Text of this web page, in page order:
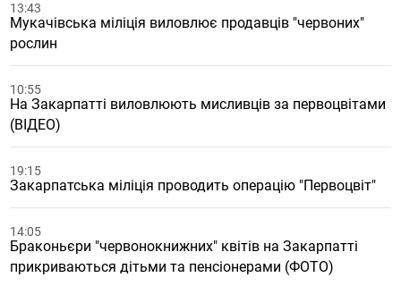
13:43
Мукачівська міліція виловлює продавців "червоних"
рослин
10:55
На Закарпатті виловлюють мисливців за первоцвітами
(ВІДЕО)
19:15
Закарпатська міліція проводить операцію "Первоцвіт"
14:05
Браконьєри "червонокнижних" квітів на Закарпатті
прикриваються дітьми та пенсіонерами (ФОТО)